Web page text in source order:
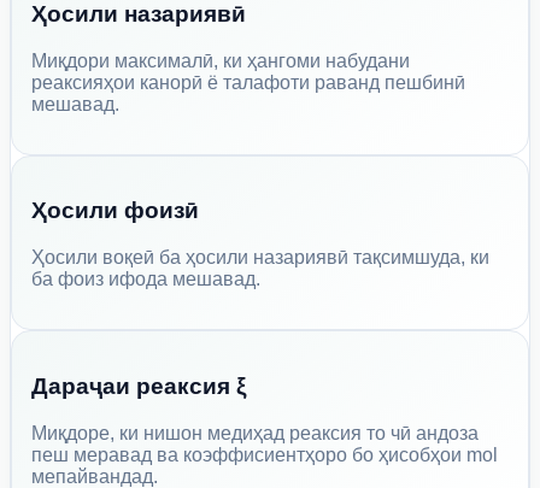
Ҳосили назариявӣ
Миқдори максималӣ, ки ҳангоми набудани
реаксияҳои канорӣ ё талафоти раванд пешбинӣ
мешавад.
Ҳосили фоизӣ
Ҳосили воқеӣ ба ҳосили назариявӣ тақсимшуда, ки
ба фоиз ифода мешавад.
Дараҷаи реаксия ξ
Миқдоре, ки нишон медиҳад реаксия то чӣ андоза
пеш меравад ва коэффисиентҳоро бо ҳисобҳои mol
мепайвандад.